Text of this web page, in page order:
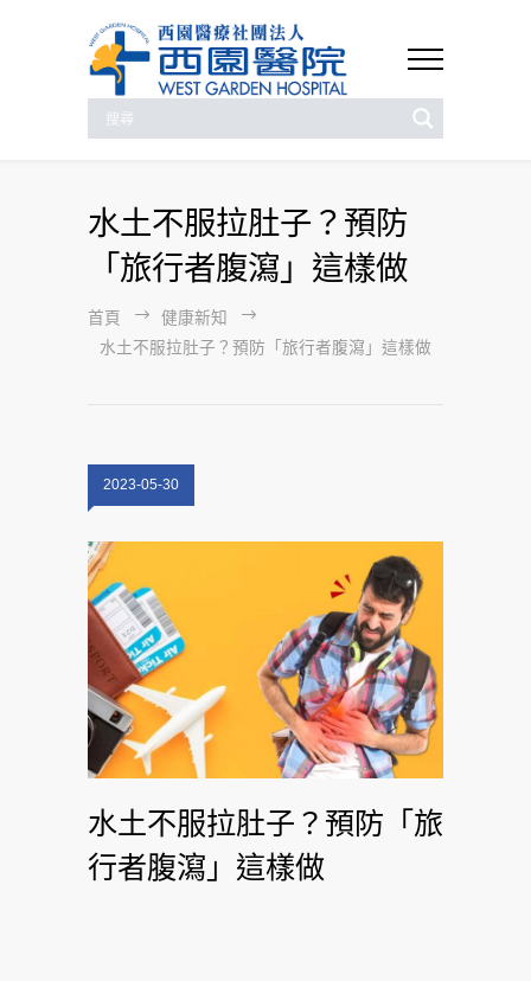
水土不服拉肚子？預防
「旅行者腹瀉」這樣做
首頁
健康新知
水土不服拉肚子？預防「旅行者腹瀉」這樣做
2023-05-30
水土不服拉肚子？預防「旅
行者腹瀉」這樣做